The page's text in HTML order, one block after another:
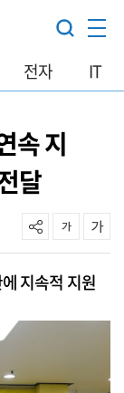
전자 IT
속 지
달
지속적 지원